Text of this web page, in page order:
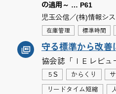
の適用～ … P61
児玉公信／(株)情報シ
在庫管理 標準時間
守る標準から改善
協会誌「ＩＥレビュ
５S からくり
リードタイム短縮